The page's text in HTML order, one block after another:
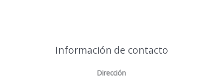
Información de contacto
Dirección